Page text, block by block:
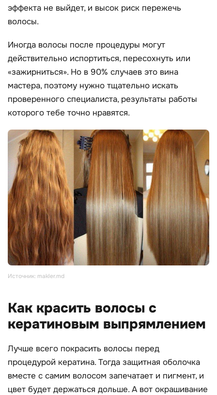
эффекта не выйдет, и высок риск пережечь
волосы.
Иногда волосы после процедуры могут
действительно испортиться, пересохнуть или
«зажирниться». Но в 90% случаев это вина
мастера, поэтому нужно тщательно искать
проверенного специалиста, результаты работы
которого тебе точно нравятся.
Источник: makler.md
Как красить волосы с
кератиновым выпрямлением
Лучше всего покрасить волосы перед
процедурой кератина. Тогда защитная оболочка
вместе с самим волосом запечатает и пигмент, и
цвет будет держаться дольше. А вот окрашивание